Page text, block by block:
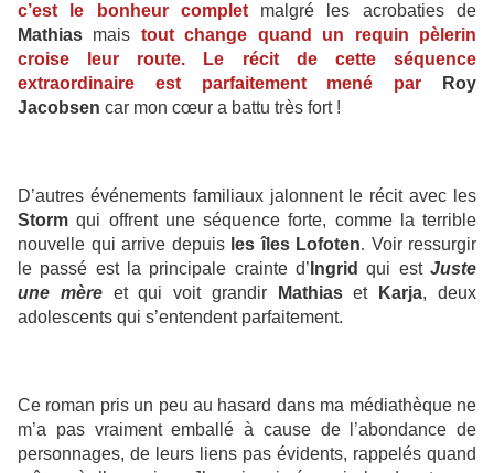
c’est le bonheur complet malgré les acrobaties de
Mathias mais tout change quand un requin pèlerin
croise leur route. Le récit de cette séquence
extraordinaire est parfaitement mené par
Roy
Jacobsen car mon cœur a battu très fort !
D’autres événements familiaux jalonnent le récit avec les
Storm qui offrent une séquence forte, comme la terrible
nouvelle qui arrive depuis les îles Lofoten. Voir ressurgir
le passé est la principale crainte d’ Ingrid qui est Juste
une mèreet qui voit grandir Mathiaset Karja, deux
adolescents qui s’entendent parfaitement.
Ce roman pris un peu au hasard dans ma médiathèque ne
m’a pas vraiment emballé à cause de l’abondance de
personnages, de leurs liens pas évidents, rappelés quand